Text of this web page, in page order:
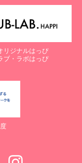
リジナルはっぴ
ブ・ラボはっぴ